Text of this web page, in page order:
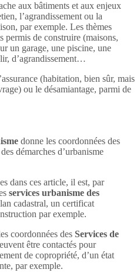
aux bâtiments et aux enjeux
l’agrandissement ou la
par exemple. Les thèmes
permis de construire (maisons,
un garage, une piscine, une
d’agrandissement…
(habitation, bien sûr, mais
ou le désamiantage, parmi de
donne les coordonnées des
démarches d’urbanisme
dans ces article, il est, par
services urbanisme des
cadastral, un certificat
par exemple.
coordonnées des Services de
être contactés pour
de copropriété, d’un état
par exemple.